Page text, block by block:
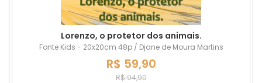
Lorenzo, o protetor dos animais.
Fonte Kids - 20x20cm 48p / Djane de Moura Martins
R$ 59,90
R$ 94,90